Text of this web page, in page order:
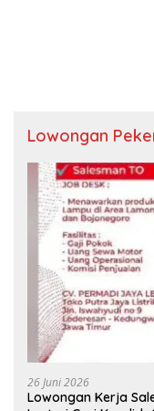
Lowongan
26 Juni 2026
Lowongan Kerja